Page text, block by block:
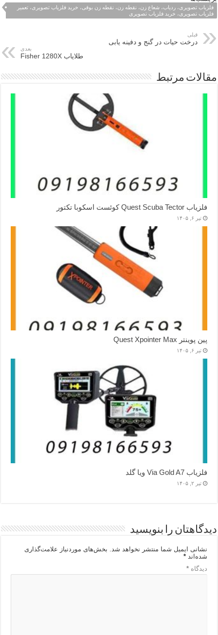
فلزیاب تصویری، ردیاب، شعاع زن، نقطه زن، نقطه زن بوقی، خرید فلزیاب تصویری، تعمیر
فلزیاب تصویری، خرید فلزیاب تصویری
قبلی
درخت حیات در گنج و دفینه یابی
بعدی
طلایاب Fisher 1280X
مقالات مرتبط
فلزیاب Quest Scuba Tector کوئست اسکوبا تکتور
تیر ۶, ۱۴۰۵
پین پوینتر Quest Xpointer Max
تیر ۶, ۱۴۰۵
فلزیاب Via Gold A7 ویا گلد
تیر ۲, ۱۴۰۵
دیدگاهتان را بنویسید
نشانی ایمیل شما منتشر نخواهد شد. بخش‌های موردنیاز علامت‌گذاری
شده‌اند*
دیدگاه*